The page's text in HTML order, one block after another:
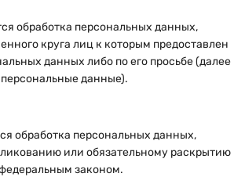
обработка персональных данных,
круга лиц к которым предоставлен
данных либо по его просьбе (далее
данные).
обработка персональных данных,
или обязательному раскрытию
законом.